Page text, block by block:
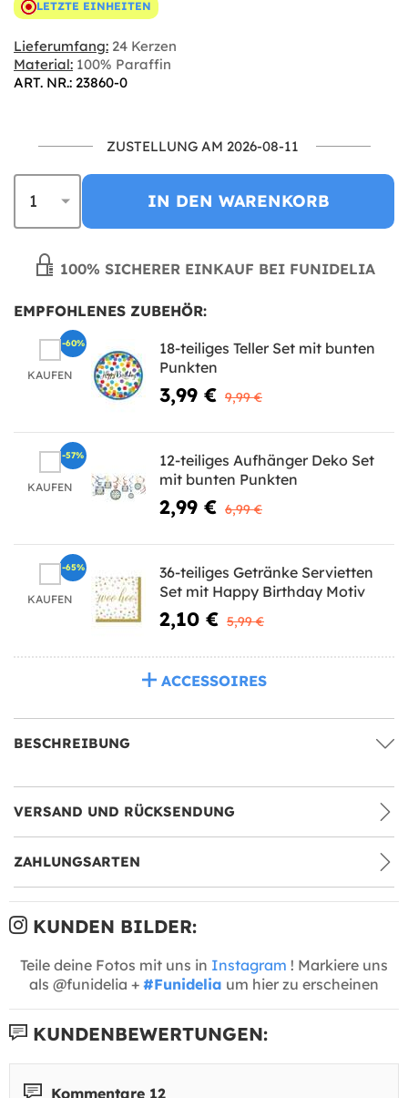
LETZTE EINHEITEN
Lieferumfang: 24 Kerzen
Material: 100% Paraffin
ART. NR.: 23860-0
ZUSTELLUNG AM 2026-08-11
IN DEN WARENKORB
100% SICHERER EINKAUF BEI FUNIDELIA
EMPFOHLENES ZUBEHÖR:
KAUFEN
18-teiliges Teller Set mit bunten
Punkten
3,99 € 9,99 €
-60%
KAUFEN
12-teiliges Aufhänger Deko Set
mit bunten Punkten
2,99 € 6,99 €
-57%
KAUFEN
36-teiliges Getränke Servietten
Set mit Happy Birthday Motiv
2,10 € 5,99 €
-65%
ACCESSOIRES
BESCHREIBUNG
VERSAND UND RÜCKSENDUNG
ZAHLUNGSARTEN
KUNDEN BILDER:
Teile deine Fotos mit uns in Instagram ! Markiere uns
als @funidelia + #Funidelia um hier zu erscheinen
KUNDENBEWERTUNGEN:
Kommentare 12